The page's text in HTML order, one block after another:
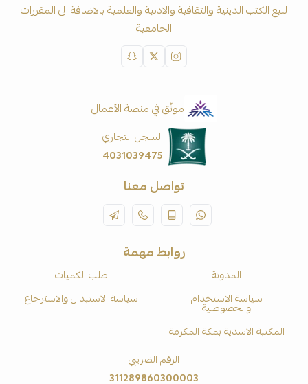
لبيع الكتب الدينية والثقافية والادبية والعلمية بالاضافة الى المقررات
الجامعية
موثّق في منصة الأعمال
السجل التجاري
4031039475
تواصل معنا
روابط مهمة
المدونة
طلب الكميات
سياسة الاستخدام
والخصوصية
سياسة الاستبدال والاسترجاع
المكتبة الاسدية بمكة المكرمة
الرقم الضريبي
311289860300003